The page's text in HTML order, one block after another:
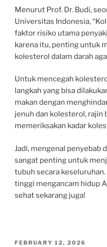
Menurut Prof. Dr. Budi,
Universitas Indonesia,
faktor risiko utama
karena itu, penting untuk
kolesterol dalam darah
Untuk mencegah
langkah yang bisa
makan dengan
jenuh dan kolesterol, rajin
memeriksakan kadar
Jadi, mengenal penyebab
sangat penting untuk
tubuh secara
tinggi mengancam hidup
sehat sekarang juga!
POSTED
FEBRUARY 12, 2026